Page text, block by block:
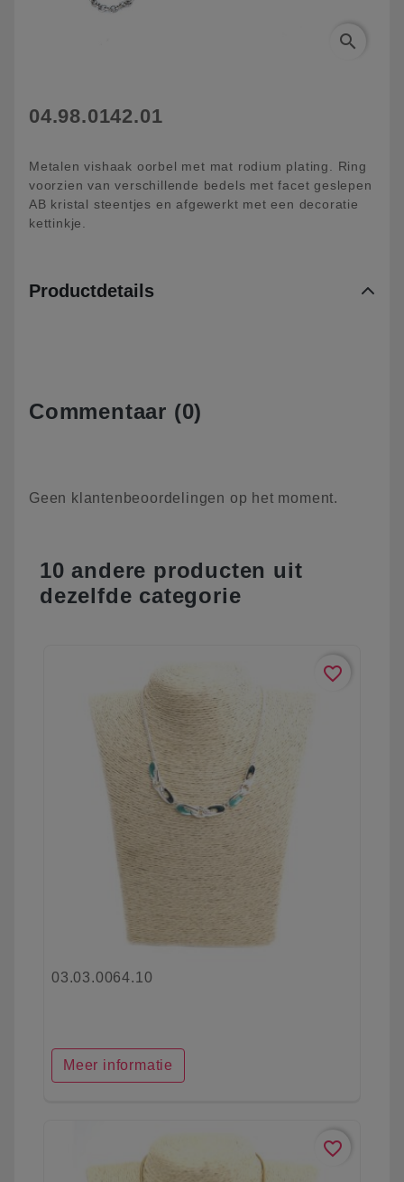
search
04.98.0142.01
Metalen vishaak oorbel met mat rodium plating. Ring
voorzien van verschillende bedels met facet geslepen
AB kristal steentjes en afgewerkt met een decoratie
kettinkje.
Productdetails
Commentaar (0)
Geen klantenbeoordelingen op het moment.
10 andere producten uit
dezelfde categorie
favorite_border
03.03.0064.10
Meer informatie
favorite_border